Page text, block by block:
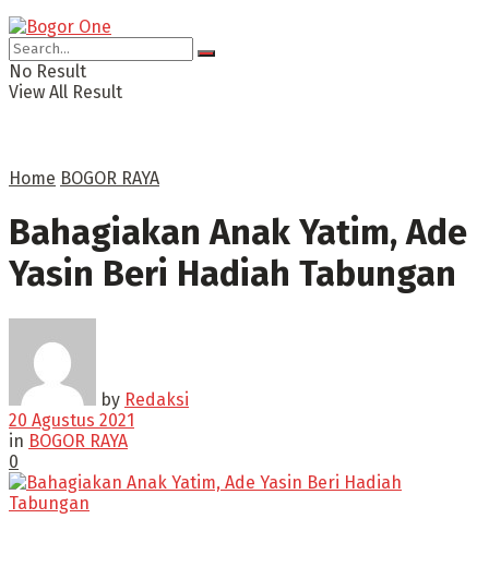
No Result
View All Result
Home BOGOR RAYA
Bahagiakan Anak Yatim, Ade
Yasin Beri Hadiah Tabungan
by Redaksi
20 Agustus 2021
in BOGOR RAYA
0